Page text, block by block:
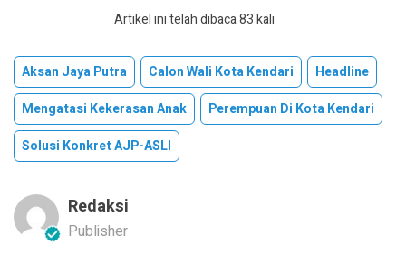
Artikel ini telah dibaca 83 kali
Aksan Jaya Putra Calon Wali Kota Kendari
Headline
Mengatasi Kekerasan Anak
Perempuan Di Kota Kendari
Solusi Konkret AJP-ASLI
Redaksi
Publisher